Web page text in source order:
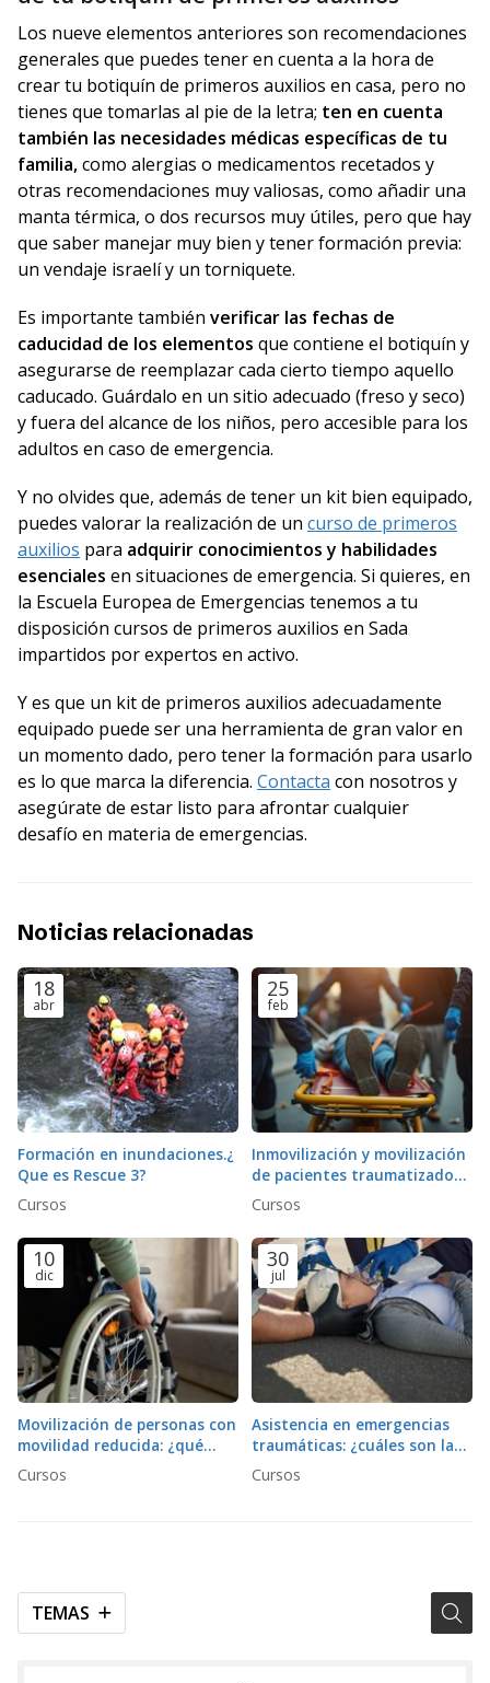
TEMAS
Los nueve elementos anteriores son recomendaciones
generales que puedes tener en cuenta a la hora de
crear tu botiquín de primeros auxilios en casa, pero no
tienes que tomarlas al pie de la letra; ten en cuenta
también las necesidades médicas específicas de tu
familia,como alergias o medicamentos recetados y
otras recomendaciones muy valiosas, como añadir una
manta térmica, o dos recursos muy útiles, pero que hay
que saber manejar muy bien y tener formación previa:
un vendaje israelí y un torniquete.
Es importante también verificar las fechas de
caducidad de los elementos que contiene el botiquín y
asegurarse de reemplazar cada cierto tiempo aquello
caducado. Guárdalo en un sitio adecuado (freso y seco)
y fuera del alcance de los niños, pero accesible para los
adultos en caso de emergencia.
Y no olvides que, además de tener un kit bien equipado,
puedes valorar la realización de un curso de primeros
auxilios para adquirir conocimientos y habilidades
esenciales en situaciones de emergencia. Si quieres, en
la Escuela Europea de Emergencias tenemos a tu
disposición cursos de primeros auxilios en Sada
impartidos por expertos en activo.
Y es que un kit de primeros auxilios adecuadamente
equipado puede ser una herramienta de gran valor en
un momento dado, pero tener la formación para usarlo
es lo que marca la diferencia. Contacta con nosotros y
asegúrate de estar listo para afrontar cualquier
desafío en materia de emergencias.
Noticias relacionadas
18
abr
Formación en inundaciones.¿
Que es Rescue 3?
Cursos
25
feb
Inmovilización y movilización
de pacientes traumatizados:
¿Qué técnicas minimizan el
riesgo de lesiones
secundarias?
Cursos
10
dic
Movilización de personas con
movilidad reducida: ¿qué
protocolos y equipos son
necesarios?
Cursos
30
jul
Asistencia en emergencias
traumáticas: ¿cuáles son las
prioridades en la atención
inicial?
Cursos